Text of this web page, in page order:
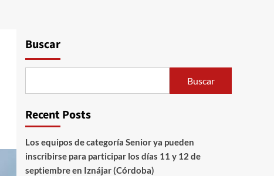
Buscar
Buscar
Recent Posts
Los equipos de categoría Senior ya pueden
inscribirse para participar los días 11 y 12 de
septiembre en Iznájar (Córdoba)